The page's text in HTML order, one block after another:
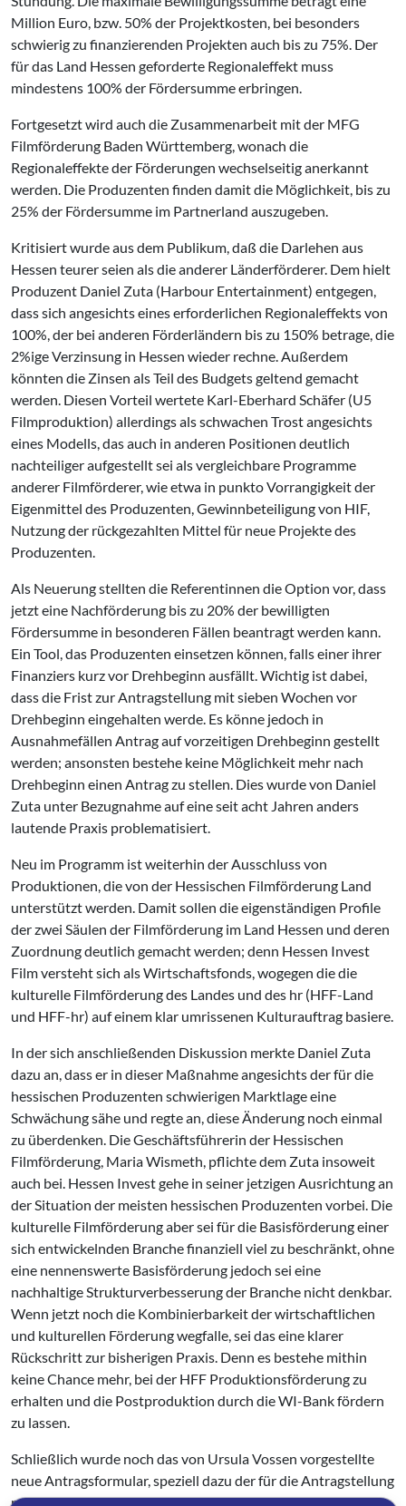
Million Euro, bzw. 50% der Projektkosten, bei besonders
schwierig zu finanzierenden Projekten auch bis zu 75%. Der
für das Land Hessen geforderte Regionaleffekt muss
mindestens 100% der Fördersumme erbringen.
Fortgesetzt wird auch die Zusammenarbeit mit der MFG
Filmförderung Baden Württemberg, wonach die
Regionaleffekte der Förderungen wechselseitig anerkannt
werden. Die Produzenten finden damit die Möglichkeit, bis zu
25% der Fördersumme im Partnerland auszugeben.
Kritisiert wurde aus dem Publikum, daß die Darlehen aus
Hessen teurer seien als die anderer Länderförderer. Dem hielt
Produzent Daniel Zuta (Harbour Entertainment) entgegen,
dass sich angesichts eines erforderlichen Regionaleffekts von
100%, der bei anderen Förderländern bis zu 150% betrage, die
2%ige Verzinsung in Hessen wieder rechne. Außerdem
könnten die Zinsen als Teil des Budgets geltend gemacht
werden. Diesen Vorteil wertete Karl-Eberhard Schäfer (U5
Filmproduktion) allerdings als schwachen Trost angesichts
eines Modells, das auch in anderen Positionen deutlich
nachteiliger aufgestellt sei als vergleichbare Programme
anderer Filmförderer, wie etwa in punkto Vorrangigkeit der
Eigenmittel des Produzenten, Gewinnbeteiligung von HIF,
Nutzung der rückgezahlten Mittel für neue Projekte des
Produzenten.
Als Neuerung stellten die Referentinnen die Option vor, dass
jetzt eine Nachförderung bis zu 20% der bewilligten
Fördersumme in besonderen Fällen beantragt werden kann.
Ein Tool, das Produzenten einsetzen können, falls einer ihrer
Finanziers kurz vor Drehbeginn ausfällt. Wichtig ist dabei,
dass die Frist zur Antragstellung mit sieben Wochen vor
Drehbeginn eingehalten werde. Es könne jedoch in
Ausnahmefällen Antrag auf vorzeitigen Drehbeginn gestellt
werden; ansonsten bestehe keine Möglichkeit mehr nach
Drehbeginn einen Antrag zu stellen. Dies wurde von Daniel
Zuta unter Bezugnahme auf eine seit acht Jahren anders
lautende Praxis problematisiert.
Neu im Programm ist weiterhin der Ausschluss von
Produktionen, die von der Hessischen Filmförderung Land
unterstützt werden. Damit sollen die eigenständigen Profile
der zwei Säulen der Filmförderung im Land Hessen und deren
Zuordnung deutlich gemacht werden; denn Hessen Invest
Film versteht sich als Wirtschaftsfonds, wogegen die die
kulturelle Filmförderung des Landes und des hr (HFF-Land
und HFF-hr) auf einem klar umrissenen Kulturauftrag basiere.
In der sich anschließenden Diskussion merkte Daniel Zuta
dazu an, dass er in dieser Maßnahme angesichts der für die
hessischen Produzenten schwierigen Marktlage eine
Schwächung sähe und regte an, diese Änderung noch einmal
zu überdenken. Die Geschäftsführerin der Hessischen
Filmförderung, Maria Wismeth, pflichte dem Zuta insoweit
auch bei. Hessen Invest gehe in seiner jetzigen Ausrichtung an
der Situation der meisten hessischen Produzenten vorbei. Die
kulturelle Filmförderung aber sei für die Basisförderung einer
sich entwickelnden Branche finanziell viel zu beschränkt, ohne
eine nennenswerte Basisförderung jedoch sei eine
nachhaltige Strukturverbesserung der Branche nicht denkbar.
Wenn jetzt noch die Kombinierbarkeit der wirtschaftlichen
und kulturellen Förderung wegfalle, sei das eine klarer
Rückschritt zur bisherigen Praxis. Denn es bestehe mithin
keine Chance mehr, bei der HFF Produktionsförderung zu
erhalten und die Postproduktion durch die WI-Bank fördern
zu lassen.
Schließlich wurde noch das von Ursula Vossen vorgestellte
neue Antragsformular, speziell dazu der für die Antragstellung
nunmehr obligatorische Recoupmentplan diskutiert. Karl-